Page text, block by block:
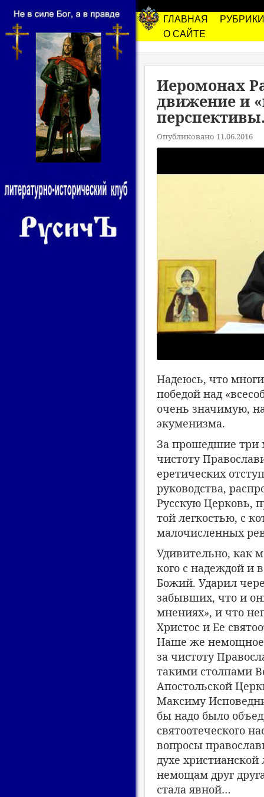
ГЛАВНАЯ
РУБРИКИ
О САЙТЕ
Иеромонах
движение и
Опубликовано 11.06.2016
Надеюсь, что
победой над
очень значимую,
экуменизма.
За прошедшие три
чистоту
еретических
руководства,
Русскую Церковь,
той легкостью, с
малочисленных
Удивительно, как
кого с надеждой и
Божий. Ударил
забывших, что и
мнениях», и что
Христос и Ее
Наше же немощное,
за чистоту
такими столпами
Апостольской
Максиму
бы надо было
святоотеческого
вопросы
духе
немощам друг
стала явной…